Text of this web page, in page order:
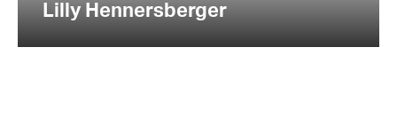
Lilly Hennersberger